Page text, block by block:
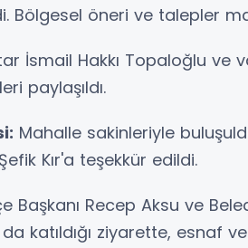
Bölgesel öneri ve talepler
İsmail Hakkı Topaloğlu ve
paylaşıldı.
Mahalle sakinleriyle
Kır'a teşekkür edildi.
Başkanı Recep Aksu ve
katıldığı ziyarette, esnaf